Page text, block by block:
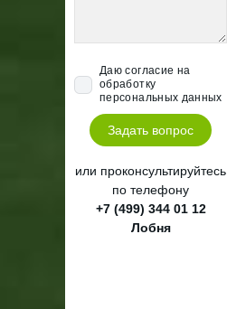
Даю согласие на
обработку
персональных данных
Задать вопрос
или проконсультируйтесь
по телефону
+7 (499) 344 01 12
Лобня